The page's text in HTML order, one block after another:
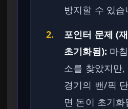
방지할 수 있습
2.
포인터 문제 (
초기화됨): 마
소를 찾았지만,
경기의 밴/픽
면 돈이 초기화